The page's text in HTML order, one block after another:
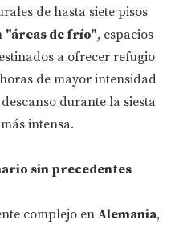
de hasta siete pisos
"áreas de frío", espacios
a ofrecer refugio
de mayor intensidad
durante la siesta
intensa.
sin precedentes
complejo enAlemania,